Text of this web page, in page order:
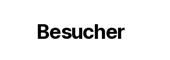
Besucher